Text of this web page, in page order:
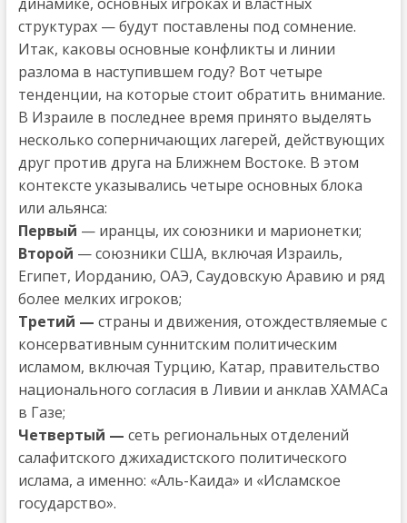
структурах — будут поставлены под сомнение.
Итак, каковы основные конфликты и линии
разлома в наступившем году? Вот четыре
тенденции, на которые стоит обратить внимание.
В Израиле в последнее время принято выделять
несколько соперничающих лагерей, действующих
друг против друга на Ближнем Востоке. В этом
контексте указывались четыре основных блока
или альянса:
Первый — иранцы, их союзники и марионетки;
Второй — союзники США, включая Израиль,
Египет, Иорданию, ОАЭ, Саудовскую Аравию и ряд
более мелких игроков;
Третий — страны и движения, отождествляемые с
консервативным суннитским политическим
исламом, включая Турцию, Катар, правительство
национального согласия в Ливии и анклав ХАМАСа
в Газе;
Четвертый — сеть региональных отделений
салафитского джихадистского политического
ислама, а именно: «Аль-Каида» и «Исламское
государство».